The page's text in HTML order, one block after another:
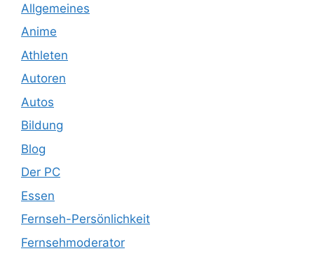
Allgemeines
Anime
Athleten
Autoren
Autos
Bildung
Blog
Der PC
Essen
Fernseh-Persönlichkeit
Fernsehmoderator